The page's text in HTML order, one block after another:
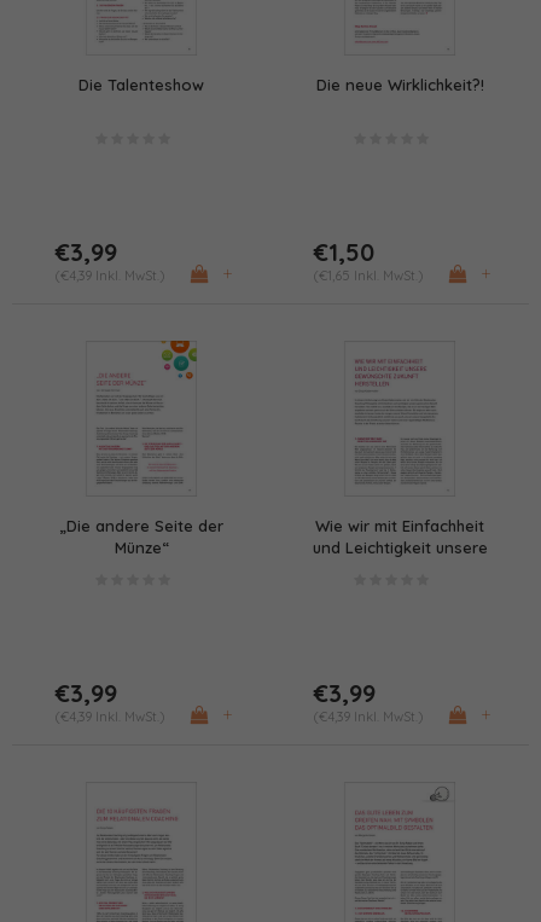
Die Talenteshow
€3,99
(€4,39 Inkl. MwSt.) +
Die neue Wirklichkeit?!
€1,50
(€1,65 Inkl. MwSt.) +
„Die andere Seite der
Münze“
€3,99
(€4,39 Inkl. MwSt.) +
Wie wir mit Einfachheit
und Leichtigkeit unsere
€3,99
(€4,39 Inkl. MwSt.) +